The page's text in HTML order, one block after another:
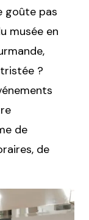
goûte pas
musée en
?
de
de